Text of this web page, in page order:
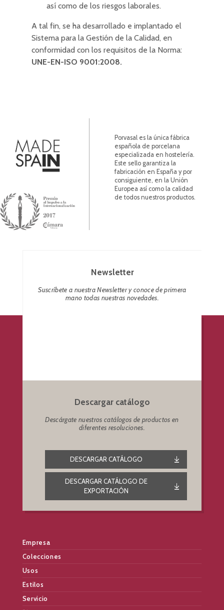
así como de los riesgos laborales.
A tal fin, se ha desarrollado e implantado el
Sistema para la Gestión de la Calidad, en
conformidad con los requisitos de la Norma:
UNE-EN-ISO 9001:2008.
Porvasal es la única fábrica
española de porcelana
especializada en hostelería.
Este sello garantiza la
fabricación en España y por
consiguiente, en la Unión
Europea así como la calidad
de todos nuestros productos.
Newsletter
Suscríbete a nuestra Newsletter y conoce de primera
mano todas nuestras novedades.
Descargar catálogo
Descárgate nuestros catálogos de productos en
diferentes resoluciones.
DESCARGAR CATÁLOGO
DESCARGAR CATÁLOGO DE
EXPORTACIÓN
Empresa
Colecciones
Usos
Estilos
Servicio